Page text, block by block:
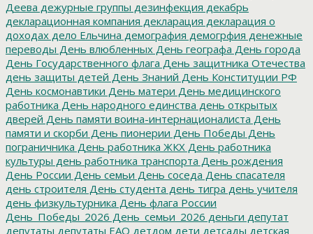
Деева дежурные группы дезинфекция декабрь
декларационная компания декларация декларация о
доходах дело Ельчина демография демогрфия денежные
переводы День влюбленных День географа День города
День Государственного флага День защитника Отечества
день защиты детей День Знаний День Конституции РФ
День космонавтики День матери День медицинского
работника День народного единства день открытых
дверей День памяти воина-интернационалиста День
памяти и скорби День пионерии День Победы День
пограничника День работника ЖКХ День работника
культуры день работника транспорта День рождения
День России День семьи День соседа День спасателя
день строителя День студента день тигра день учителя
день физкультурника День флага России
День_Победы_2026 День_семьи_2026 деньги депутат
депутаты депутаты ЕАО детдом дети детсады детская